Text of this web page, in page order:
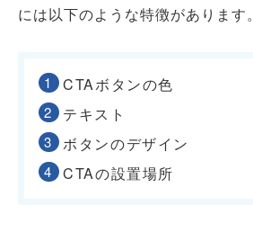
には以下のような特徴があります。
CTAボタンの色
テキスト
ボタンのデザイン
CTAの設置場所